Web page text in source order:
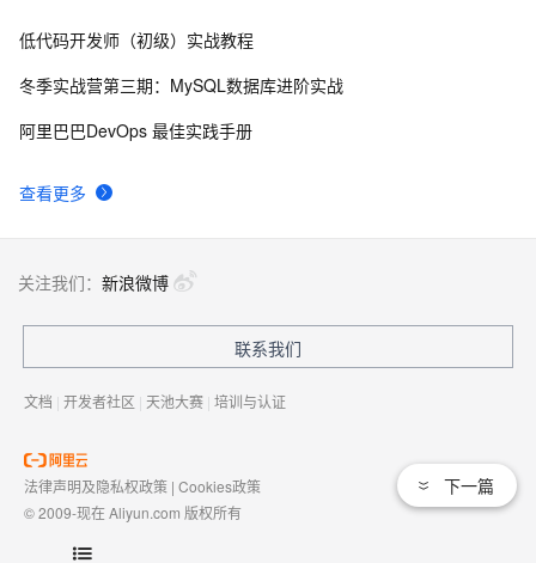
8 新年快乐 ~
查看更多
低代码开发师（初级）实战教程
冬季实战营第三期：MySQL数据库进阶实战
阿里巴巴DevOps 最佳实践手册
下一篇
关注我们： 新浪微博
联系我们
文档 | 开发者社区 | 天池大赛 | 培训与认证
法律声明及隐私权政策 | Cookies政策
© 2009-现在 Aliyun.com 版权所有